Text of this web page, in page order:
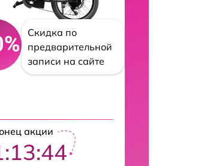
Скидка по
предварительной
записи на сайте
акции